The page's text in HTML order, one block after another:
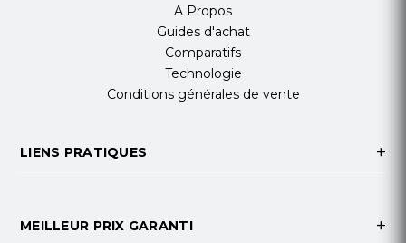
A Propos
Guides d'achat
Comparatifs
Technologie
Conditions générales de vente
LIENS PRATIQUES
MEILLEUR PRIX GARANTI